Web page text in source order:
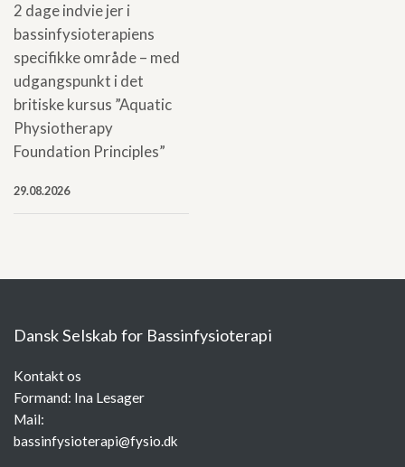
2 dage indvie jer i
bassinfysioterapiens
specifikke område – med
udgangspunkt i det
britiske kursus ”Aquatic
Physiotherapy
Foundation Principles”
29.08.2026
Dansk Selskab for Bassinfysioterapi
Kontakt os
Formand: Ina Lesager
Mail:
bassinfysioterapi@fysio.dk